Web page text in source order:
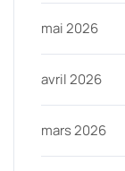
mai 2026
avril 2026
mars 2026